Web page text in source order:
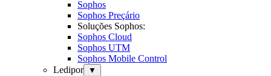
Sophos
Sophos Preçário
Soluções Sophos:
Sophos Cloud
Sophos UTM
Sophos Mobile Control
Ledipor
▼